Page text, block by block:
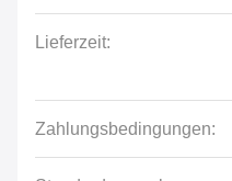
Lieferzeit:
Zahlungsbedingungen: